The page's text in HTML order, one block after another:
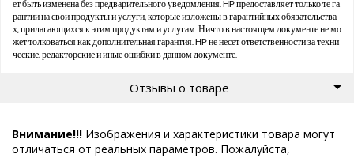
ет быть изменена без предварительного уведомления. HP предоставляет только те га
рантии на свои продукты и услуги, которые изложены в гарантийных обязательства
х, прилагающихся к этим продуктам и услугам. Ничто в настоящем документе не мо
жет толковаться как дополнительная гарантия. HP не несет ответственности за техни
ческие, редакторские и иные ошибки в данном документе.
Отзывы о товаре
Внимание!!! Изображения и характеристики товара могут
отличаться от реальных параметров. Пожалуйста,